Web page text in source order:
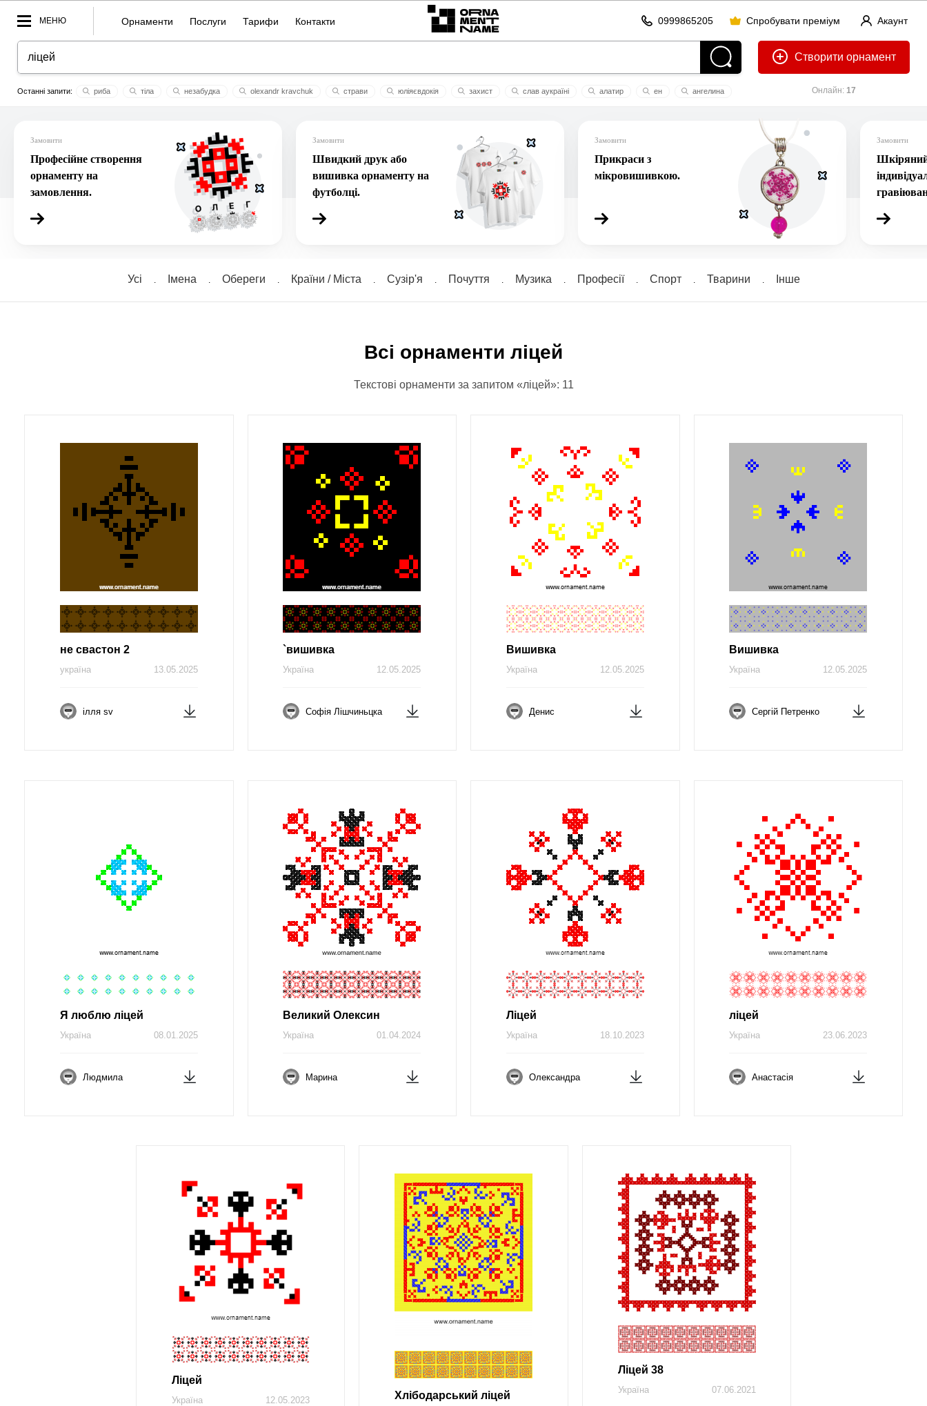
МЕНЮ Орнаменти Послуги Тарифи Контакти Акаунт
0999865205 Спробувати преміум
Створити
Онлайн: 17
риба тіла незабудка olexandr kravchuk страви юлiяєвдокiя захист слaв aукрaїнi алатир ен
ангелина
Замовити
Професійне створення
орнаменту на
замовлення.
Замовити
Швидкий друк або
вишивка орнаменту на
футболці.
Замовити
Прикраси з
мікровишивкою.
Замовити
Шкіряний
Усі Імена Обереги Країни / Міста Сузiр'я Почуття Музика Професії Спорт Тварини Інше
Всі орнаменти ліцей
Текстові орнаменти за запитом «ліцей»: 11
не свастон 2
13.05.2025
україна
ілля sv
`вишивка
12.05.2025
Україна
Софія Лішчиньцка
Вишивка
12.05.2025
Україна
Денис
Вишивка
12.05.2025
Україна
Сергій Петренко
Я люблю ліцей
08.01.2025
Україна
Людмила
Великий Олексин
01.04.2024
Україна
Марина
Ліцей
18.10.2023
Україна
Олександра
ліцей
23.06.2023
Україна
Анастасія
Ліцей
12.05.2023
Україна Хлібодарський ліцей
Ліцей 38
07.06.2021
Україна